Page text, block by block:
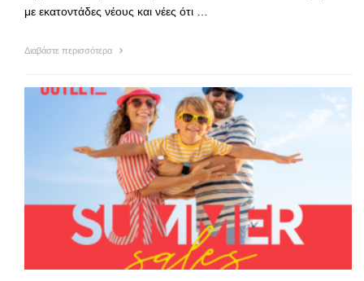
με εκατοντάδες νέους και νέες ότι …
Διαβάστε περισσότερα